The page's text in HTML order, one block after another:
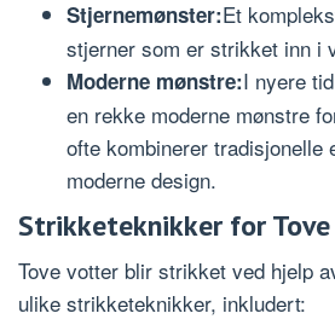
Stjernemønster:Et
stjerner som er strikket inn i
Moderne mønstre:I nyere
en rekke moderne mønstre
ofte kombinerer tradisjonelle
moderne design.
Strikketeknikker for
Tove votter blir strikket ved hjelp
ulike strikketeknikker, inkludert: